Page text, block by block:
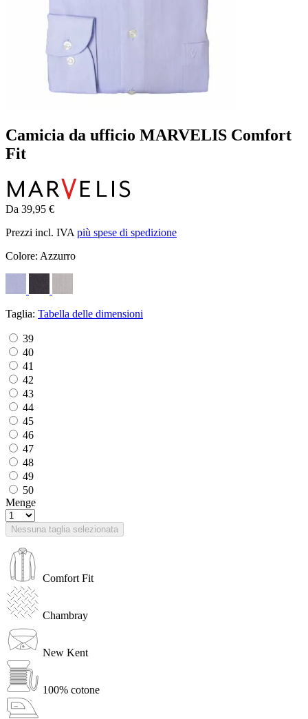
Camicia da ufficio MARVELIS Comfort
Fit
Da 39,95 €
Prezzi incl. IVA più spese di spedizione
Colore: Azzurro
Taglia: Tabella delle dimensioni
39
40
41
42
43
44
45
46
47
48
49
50
Menge
Nessuna taglia selezionata
Comfort Fit
Chambray
New Kent
100% cotone